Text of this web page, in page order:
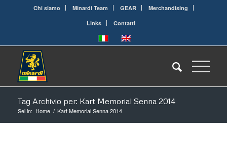
Chi siamo Minardi Team GEAR
Merchandising
Links
Contatti
Tag Archivio per: Kart Memorial Senna 2014
Sei in: Home / Kart Memorial Senna 2014